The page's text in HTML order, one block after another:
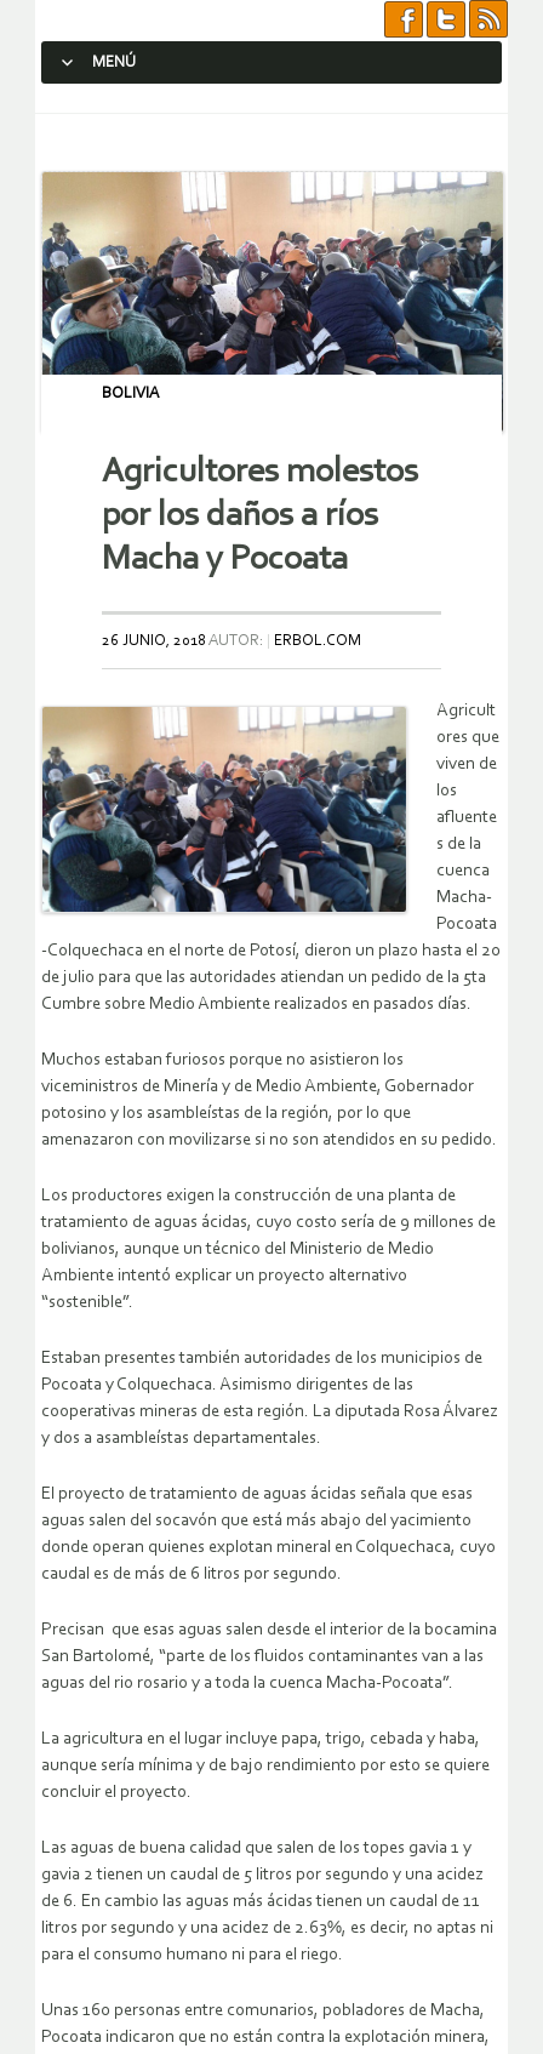
MENÚ
BOLIVIA
Agricultores molestos
por los daños a ríos
Macha y Pocoata
26 JUNIO, 2018 AUTOR: ERBOL.COM
Agricult
ores que
viven de
los
afluente
s de la
cuenca
Macha-
Pocoata
-Colquechaca en el norte de Potosí, dieron un plazo hasta el 20
de julio para que las autoridades atiendan un pedido de la 5ta
Cumbre sobre Medio Ambiente realizados en pasados días.
Muchos estaban furiosos porque no asistieron los
viceministros de Minería y de Medio Ambiente, Gobernador
potosino y los asambleístas de la región, por lo que
amenazaron con movilizarse si no son atendidos en su pedido.
Los productores exigen la construcción de una planta de
tratamiento de aguas ácidas, cuyo costo sería de 9 millones de
bolivianos, aunque un técnico del Ministerio de Medio
Ambiente intentó explicar un proyecto alternativo
“sostenible”.
Estaban presentes también autoridades de los municipios de
Pocoata y Colquechaca. Asimismo dirigentes de las
cooperativas mineras de esta región. La diputada Rosa Álvarez
y dos a asambleístas departamentales.
El proyecto de tratamiento de aguas ácidas señala que esas
aguas salen del socavón que está más abajo del yacimiento
donde operan quienes explotan mineral en Colquechaca, cuyo
caudal es de más de 6 litros por segundo.
Precisan que esas aguas salen desde el interior de la bocamina
San Bartolomé, “parte de los fluidos contaminantes van a las
aguas del rio rosario y a toda la cuenca Macha-Pocoata”.
La agricultura en el lugar incluye papa, trigo, cebada y haba,
aunque sería mínima y de bajo rendimiento por esto se quiere
concluir el proyecto.
Las aguas de buena calidad que salen de los topes gavia 1 y
gavia 2 tienen un caudal de 5 litros por segundo y una acidez
de 6. En cambio las aguas más ácidas tienen un caudal de 11
litros por segundo y una acidez de 2.63%, es decir, no aptas ni
para el consumo humano ni para el riego.
Unas 160 personas entre comunarios, pobladores de Macha,
Pocoata indicaron que no están contra la explotación minera,